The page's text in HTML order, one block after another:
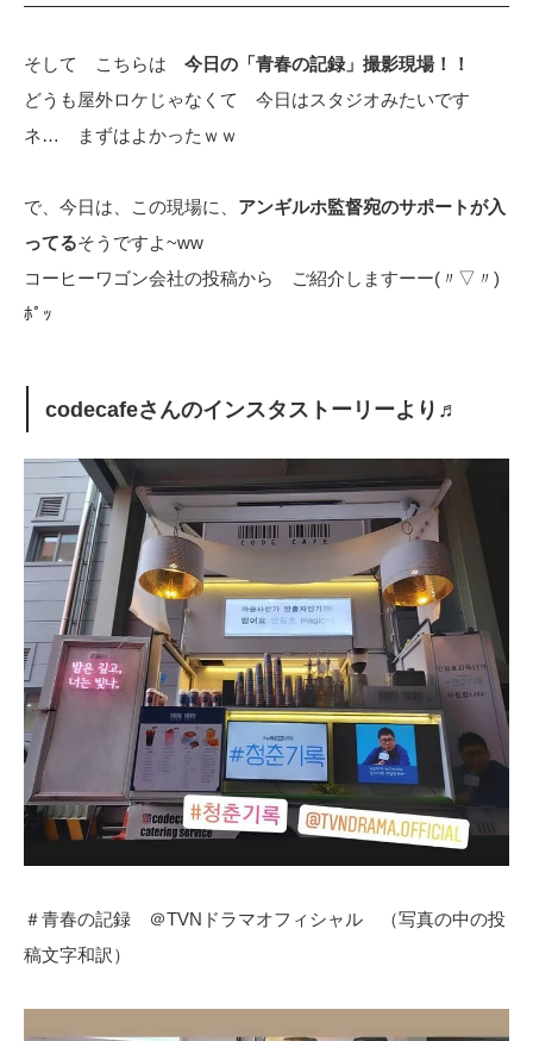
そして こちらは 今日の「青春の記録」撮影現場！！
どうも屋外ロケじゃなくて 今日はスタジオみたいです
ネ… まずはよかったｗｗ
で、今日は、この現場に、 アンギルホ監督宛のサポートが入
ってるそうですよ~ww
コーヒーワゴン会社の投稿から ご紹介しますーー(〃▽〃)
ﾎﾟｯ
codecafeさんのインスタストーリーより♬
＃青春の記録 ＠TVNドラマオフィシャル （写真の中の投
稿文字和訳）